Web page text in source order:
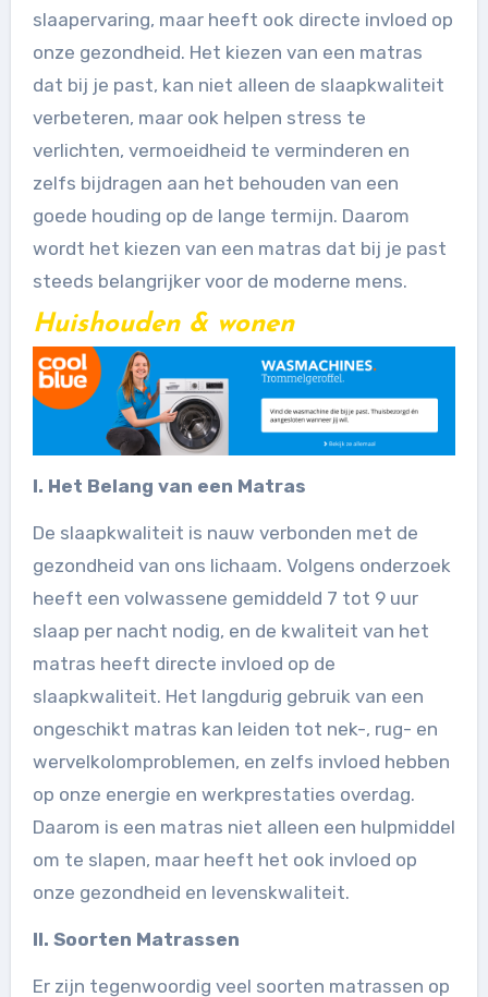
slaapervaring, maar heeft ook directe invloed op
onze gezondheid. Het kiezen van een matras
dat bij je past, kan niet alleen de slaapkwaliteit
verbeteren, maar ook helpen stress te
verlichten, vermoeidheid te verminderen en
zelfs bijdragen aan het behouden van een
goede houding op de lange termijn. Daarom
wordt het kiezen van een matras dat bij je past
steeds belangrijker voor de moderne mens.
Huishouden & wonen
I. Het Belang van een Matras
De slaapkwaliteit is nauw verbonden met de
gezondheid van ons lichaam. Volgens onderzoek
heeft een volwassene gemiddeld 7 tot 9 uur
slaap per nacht nodig, en de kwaliteit van het
matras heeft directe invloed op de
slaapkwaliteit. Het langdurig gebruik van een
ongeschikt matras kan leiden tot nek-, rug- en
wervelkolomproblemen, en zelfs invloed hebben
op onze energie en werkprestaties overdag.
Daarom is een matras niet alleen een hulpmiddel
om te slapen, maar heeft het ook invloed op
onze gezondheid en levenskwaliteit.
II. Soorten Matrassen
Er zijn tegenwoordig veel soorten matrassen op